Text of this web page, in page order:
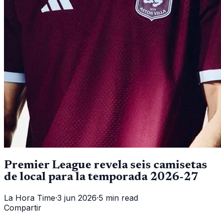
Premier League revela seis camisetas
de local para la temporada 2026-27
La Hora Time·3 jun 2026·5 min read
Compartir